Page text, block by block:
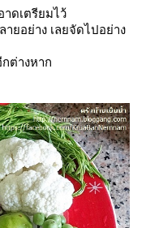
าดเตรียมไว้
ยอย่าง เลยจัดไปอย่าง
ต่างหาก